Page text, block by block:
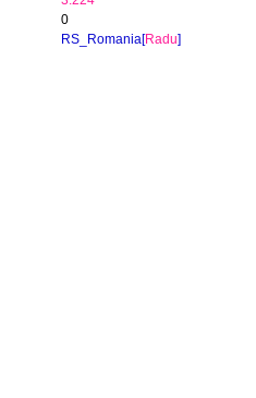
0
RS_Romania[Radu]